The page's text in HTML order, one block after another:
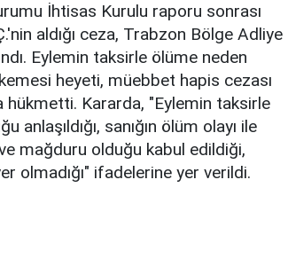
İhtisas Kurulu raporu sonrası
aldığı ceza, Trabzon Bölge Adliye
Eylemin taksirle ölüme neden
heyeti, müebbet hapis cezası
hükmetti. Kararda, "Eylemin taksirle
sanığın ölüm olayı ile
mağduru olduğu kabul edildiği,
olmadığı" ifadelerine yer verildi.